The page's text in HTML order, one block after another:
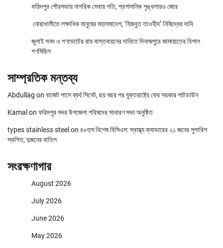
ফরিদপুর পৌরসভায় নাগরিক সেবায় গতি, প্রশাসনিক শৃঙ্খলায়ও জোর
নোয়াখালীতে লক্ষাধিক মানুষের মহাসমাবেশ, ‘হিজবুত তাওহীদ’ নিষিদ্ধের দাবি
জুলাই সনদ ও গণভোটের রায় বাস্তবায়নের দাবিতে দিনাজপুরে জামায়াতের বিশাল
গণমিছিল
সাম্প্রতিক মন্তব্য
Abdullag on বাজেট পাসে ব্যর্থ সিনেট, ছয় বছর পর যুক্তরাষ্ট্রে ফের সরকার শাটডাউন
Kamal on ফরিদপুর সদর উপজেলা পরিষদের সাধারণ সভা অনুষ্ঠিত
types stainless steel on ৪৮তম বিশেষ বিসিএস: স্বাস্থ্য ক্যাডারের ২১ জনের সুপারিশ
স্থগিত, দুজনের বাতিল
সংরক্ষণাগার
August 2026
July 2026
June 2026
May 2026